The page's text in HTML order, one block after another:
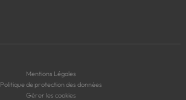
Mentions Légales
Politique de protection des données
Gérer les cookies